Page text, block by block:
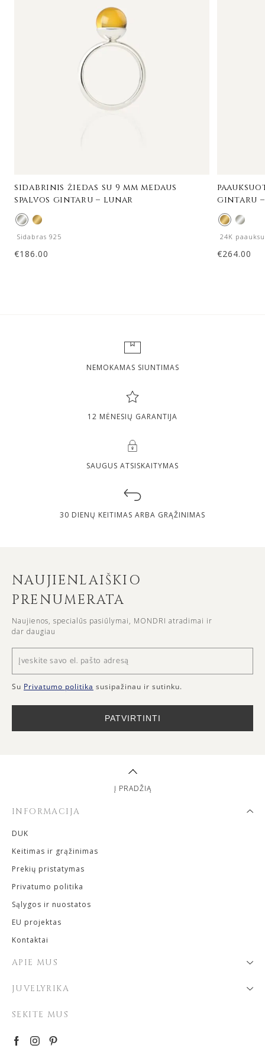
sidabrinis žiedas su 9 mm medaus
spalvos gintaru – lunar
Sidabras 925
€186.00
gintaru
24K
€264.00
NEMOKAMAS SIUNTIMAS
12 MĖNESIŲ GARANTIJA
SAUGUS ATSISKAITYMAS
30 DIENŲ KEITIMAS ARBA GRĄŽINIMAS
NAUJIENLAIŠKIO
PRENUMERATA
Naujienos, specialūs pasiūlymai, MONDRI atradimai ir
dar daugiau
Su Privatumo politika susipažinau ir sutinku.
PATVIRTINTI
INFORMACIJA
DUK
Keitimas ir grąžinimas
Prekių pristatymas
Privatumo politika
Sąlygos ir nuostatos
EU projektas
Kontaktai
APIE MUS
JUVELYRIKA
SEKITE MUS
Į PRADŽIĄ